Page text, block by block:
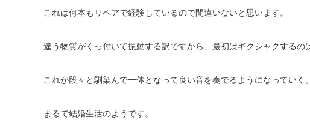
これは何本もリペアで経験しているので間違いないと思います。
違う物質がくっ付いて振動する訳ですから、最初はギクシャクするの
これが段々と馴染んで一体となって良い音を奏でるようになっていく。
まるで結婚生活のようです。